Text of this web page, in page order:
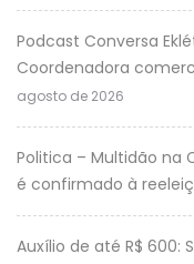
Podcast Conversa
Coordenadora
agosto de 2026
Politica – Multidão na
é confirmado à
Auxílio de até R$ 600: